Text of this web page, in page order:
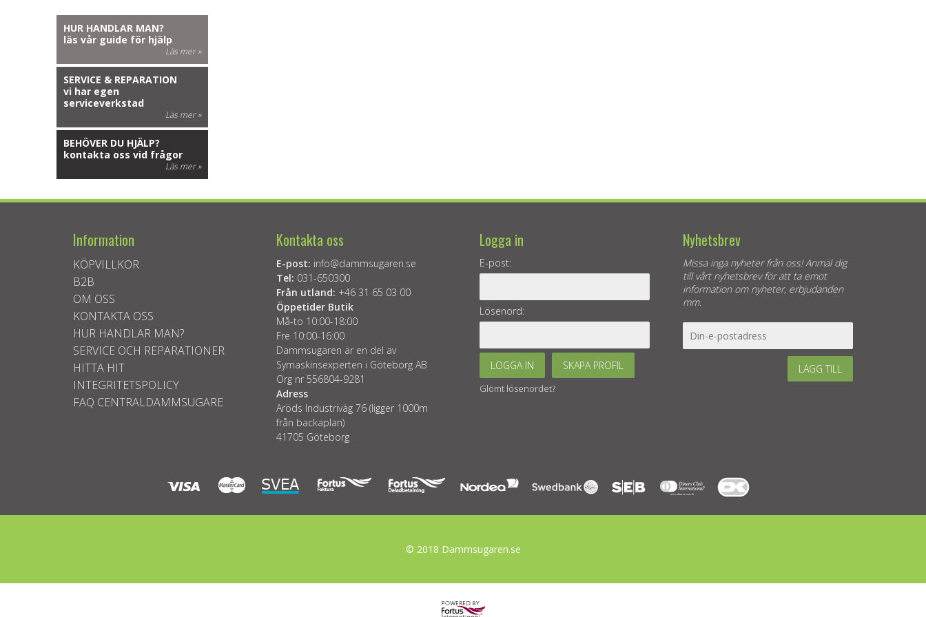
HUR HANDLAR MAN?
läs vår guide för hjälp
Läs mer »
SERVICE & REPARATION
vi har egen
serviceverkstad
Läs mer »
BEHÖVER DU HJÄLP?
kontakta oss vid frågor
Läs mer »
Information
KÖPVILLKOR
B2B
OM OSS
KONTAKTA OSS
HUR HANDLAR MAN?
SERVICE OCH REPARATIONER
HITTA HIT
INTEGRITETSPOLICY
FAQ CENTRALDAMMSUGARE
Kontakta oss
E-post: info@dammsugaren.se
Tel: 031-650300
Från utland: +46 31 65 03 00
Öppetider Butik
Må-to 10:00-18:00
Fre 10:00-16:00
Dammsugaren är en del av
Symaskinsexperten i Göteborg AB
Org nr 556804-9281
Adress
Aröds Industriväg 76 (ligger 1000m
från backaplan)
41705 Göteborg
Logga in
E-post:
Lösenord:
LOGGA IN SKAPA PROFIL
Glömt lösenordet?
Nyhetsbrev
Missa inga nyheter från oss! Anmäl dig
till vårt nyhetsbrev för att ta emot
information om nyheter, erbjudanden
mm.
LÄGG TILL
© 2018 Dammsugaren.se